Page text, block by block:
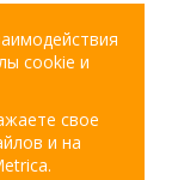
cookie и
свое
и на